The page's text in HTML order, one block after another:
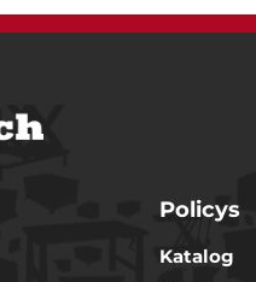
Policys
Katalog